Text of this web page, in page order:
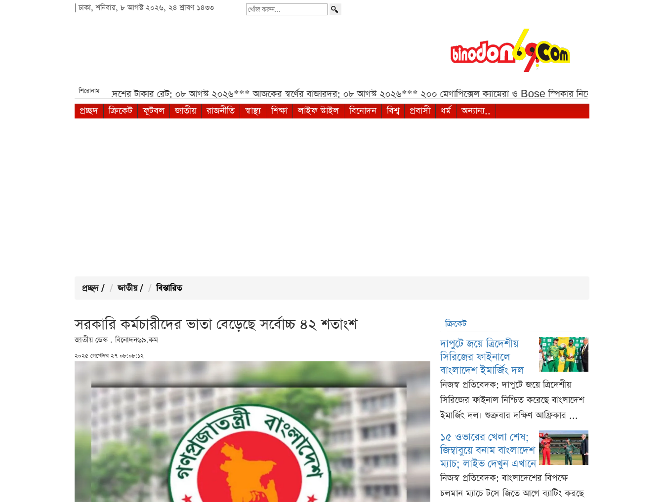
| ঢাকা, শনিবার, ৮ আগস্ট ২০২৬, ২৪ শ্রাবণ ১৪৩৩
খোঁজ
শিরোনাম
আজকের সকল দেশের টাকার রেট: ০৮ আগস্ট ২০২৬*** আজকের স্বর্ণের বাজারদর: ০৮ আগস্ট ২০২৬*** ২০০ মেগাপিক্সেল ক্যামেরা ও Bose স্পিকার নিয়ে আসছে Redmi K100
প্রচ্ছদ
ক্রিকেট ফুটবল জাতীয় রাজনীতি স্বাস্থ্য শিক্ষা লাইফ স্টাইল বিনোদন বিশ্ব প্রবাসী ধর্ম অন্যান্য..
প্রচ্ছদ / জাতীয় / বিস্তারিত
সরকারি কর্মচারীদের ভাতা বেড়েছে সর্বোচ্চ ৪২ শতাংশ
জাতীয় ডেস্ক . বিনোদন৬৯.কম
২০২৫ সেপ্টেম্বর ২৭ ০৮:০৮:১২
ক্রিকেট
দাপুটে জয়ে ত্রিদেশীয়
সিরিজের ফাইনালে
বাংলাদেশ ইমার্জিং দল
নিজস্ব প্রতিবেদক: দাপুটে জয়ে ত্রিদেশীয়
সিরিজের ফাইনাল নিশ্চিত করেছে বাংলাদেশ
ইমার্জিং দল। শুক্রবার দক্ষিণ আফ্রিকার ...
১৫ ওভারের খেলা শেষ;
জিম্বাবুয়ে বনাম বাংলাদেশ
ম্যাচ; লাইভ দেখুন এখানে
নিজস্ব প্রতিবেদক: বাংলাদেশের বিপক্ষে
চলমান ম্যাচে টসে জিতে আগে ব্যাটিং করছে